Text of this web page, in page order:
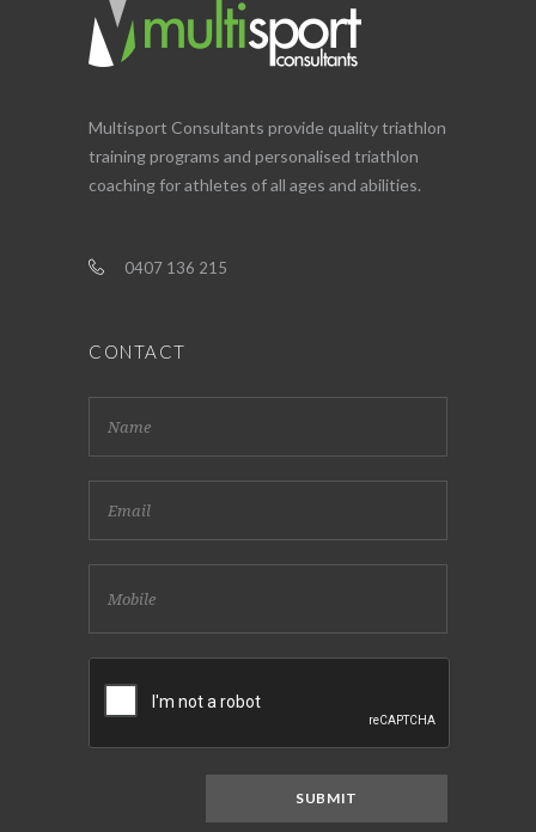
Multisport Consultants provide quality triathlon
training programs and personalised triathlon
coaching for athletes of all ages and abilities.
0407 136 215
CONTACT